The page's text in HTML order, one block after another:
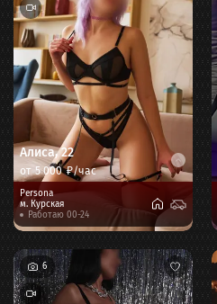
Алиса,22
от 5 000₽/час
Persona
м. Курская
Работаю 00-24
6